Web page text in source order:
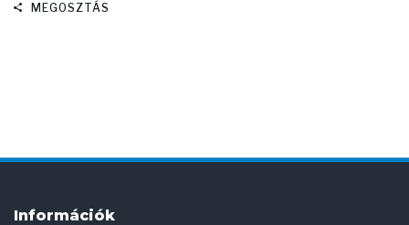
MEGOSZTÁS
Információk